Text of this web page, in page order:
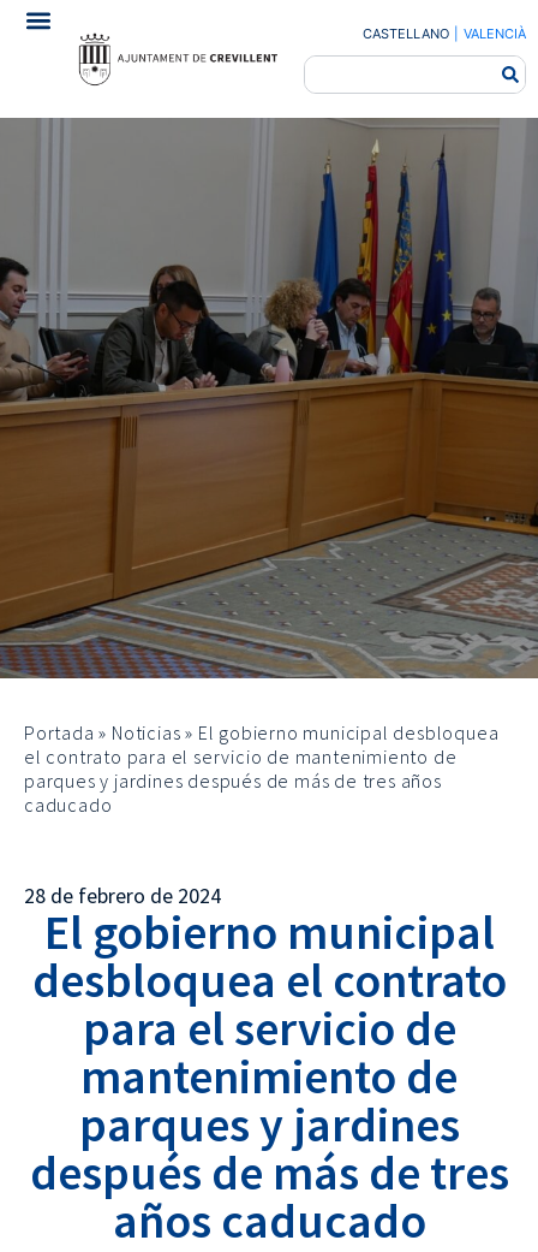
CASTELLANO VALENCIÀ
Portada » Noticias » El gobierno municipal desbloquea
el contrato para el servicio de mantenimiento de
parques y jardines después de más de tres años
caducado
28 de febrero de 2024
El gobierno municipal
desbloquea el contrato
para el servicio de
mantenimiento de
parques y jardines
después de más de tres
años caducado